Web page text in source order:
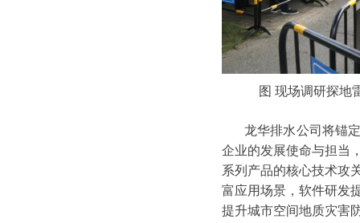
图 现场调研探地
龙华排水公司将锚
企业的发展使命与担当
系列产品的核心技术攻
富应用场景，软件研发
提升城市空间地质灾害